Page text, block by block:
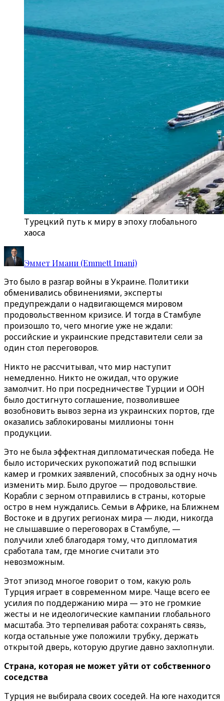
Турецкий путь к миру в эпоху глобального
хаоса
Эммет Имани (Emmett Imani)
Это было в разгар войны в Украине. Политики
обменивались обвинениями, эксперты
предупреждали о надвигающемся мировом
продовольственном кризисе. И тогда в Стамбуле
произошло то, чего многие уже не ждали:
российские и украинские представители сели за
один стол переговоров.
Никто не рассчитывал, что мир наступит
немедленно. Никто не ожидал, что оружие
замолчит. Но при посредничестве Турции и ООН
было достигнуто соглашение, позволившее
возобновить вывоз зерна из украинских портов, где
оказались заблокированы миллионы тонн
продукции.
Это не была эффектная дипломатическая победа. Не
было исторических рукопожатий под вспышки
камер и громких заявлений, способных за одну ночь
изменить мир. Было другое — продовольствие.
Корабли с зерном отправились в страны, которые
остро в нем нуждались. Семьи в Африке, на Ближнем
Востоке и в других регионах мира — люди, никогда
не слышавшие о переговорах в Стамбуле, —
получили хлеб благодаря тому, что дипломатия
сработала там, где многие считали это
невозможным.
Этот эпизод многое говорит о том, какую роль
Турция играет в современном мире. Чаще всего ее
усилия по поддержанию мира — это не громкие
жесты и не идеологические кампании глобального
масштаба. Это терпеливая работа: сохранять связь,
когда остальные уже положили трубку, держать
открытой дверь, которую другие давно захлопнули.
Страна, которая не может уйти от собственного
соседства
Турция не выбирала своих соседей. На юге находится